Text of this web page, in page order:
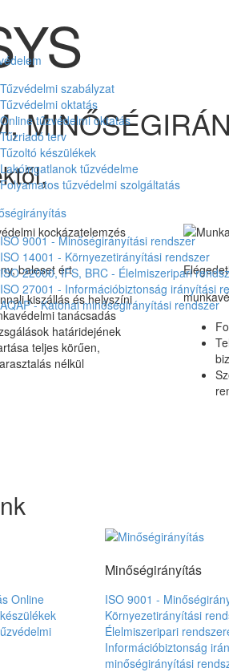
Tűzvédelmi szabályzat
Tűzvédelmi oktatás
Online tűzvédelmi oktatás
Tűzriadó terv
Tűzoltó készülékek
Lakóingatlanok tűzvédelme
Folyamatos tűzvédelmi szolgáltatás
ISO 9001 - Minőségirányítási rendszer
ISO 14001 - Környezetirányítási rendszer
ISO 22000, IFS, BRC - Élelmiszeripari
ISO 27001 - Információbiztonság irányítási
AQAP - Katonai minőségirányítási rendszer
baleset ért
kiszállás és helyszíni
tanácsadás
határidejének
teljes körűen,
nélkül
Online
Minőségirányítás
ISO 9001 -
Környezetirányítási
Élelmiszeripari
Információbiztonság
minőségirányítási